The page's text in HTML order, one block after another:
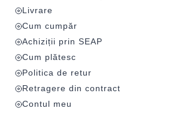
Livrare
Cum cumpăr
Achiziții prin SEAP
Cum plătesc
Politica de retur
Retragere din contract
Contul meu